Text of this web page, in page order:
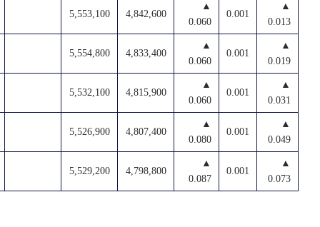
5,553,100 4,842,600
▲
0.060
0.001
▲
0.013
5,554,800 4,833,400
▲
0.060
0.001
▲
0.019
5,532,100 4,815,900
▲
0.060
0.001
▲
0.031
5,526,900 4,807,400
▲
0.080
0.001
▲
0.049
5,529,200 4,798,800
▲
0.087
0.001
▲
0.073